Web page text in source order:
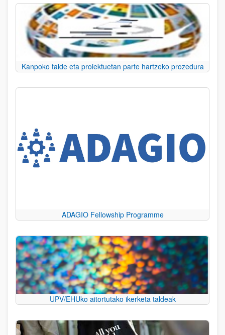
Kanpoko talde eta proiektuetan parte hartzeko prozedura
ADAGIO Fellowship Programme
UPV/EHUko aitortutako ikerketa taldeak